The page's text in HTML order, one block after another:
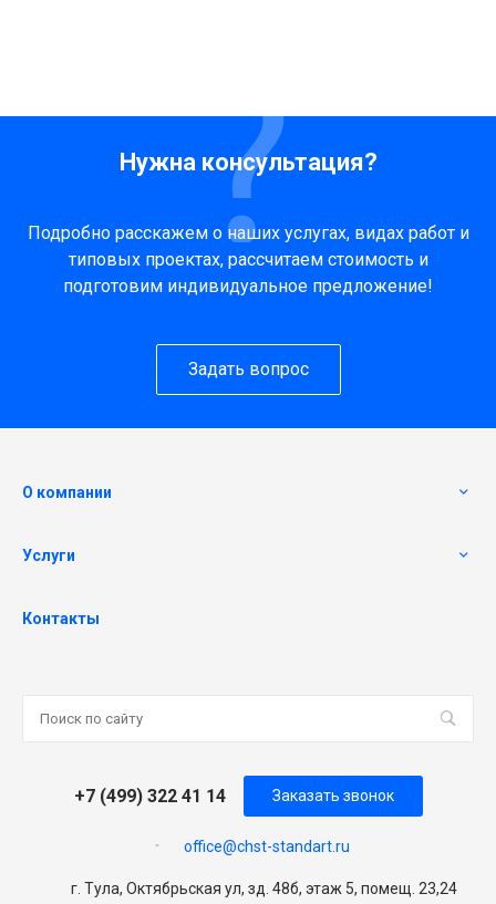
Нужна консультация?
Подробно расскажем о наших услугах, видах работ и
типовых проектах, рассчитаем стоимость и
подготовим индивидуальное предложение!
Задать вопрос
О компании
Услуги
Контакты
+7 (499) 322 41 14
office@chst-standart.ru
Заказать звонок
г. Тула, Октябрьская ул, зд. 48б, этаж 5, помещ. 23,24